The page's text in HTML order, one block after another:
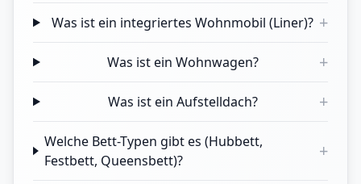
Was ist ein integriertes Wohnmobil (Liner)? +
Was ist ein Wohnwagen? +
Was ist ein Aufstelldach? +
Welche Bett-Typen gibt es (Hubbett,
Festbett, Queensbett)?
+